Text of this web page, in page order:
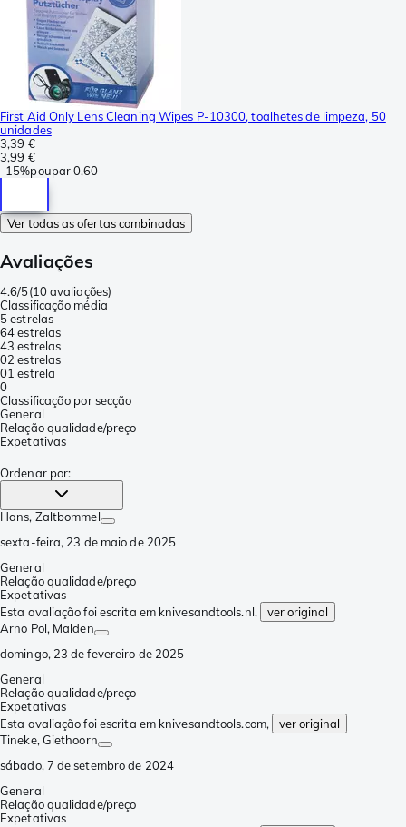
First Aid Only Lens Cleaning Wipes P-10300, toalhetes de limpeza, 50
unidades
3,39 €
3,99 €
-15%poupar0,60
Ver todas as ofertas combinadas
Avaliações
4.6/5(10 avaliações)
Classificação média
5 estrelas
64 estrelas
43 estrelas
02 estrelas
01 estrela
0
Classificação por secção
General
Relação qualidade/preço
Expetativas
Ordenar por:
Hans, Zaltbommel
sexta-feira, 23 de maio de 2025
General
Relação qualidade/preço
Expetativas
Esta avaliação foi escrita em knivesandtools.nl,
ver original
Arno Pol, Malden
domingo, 23 de fevereiro de 2025
General
Relação qualidade/preço
Expetativas
Esta avaliação foi escrita em knivesandtools.com,
ver original
Tineke, Giethoorn
sábado, 7 de setembro de 2024
General
Relação qualidade/preço
Expetativas